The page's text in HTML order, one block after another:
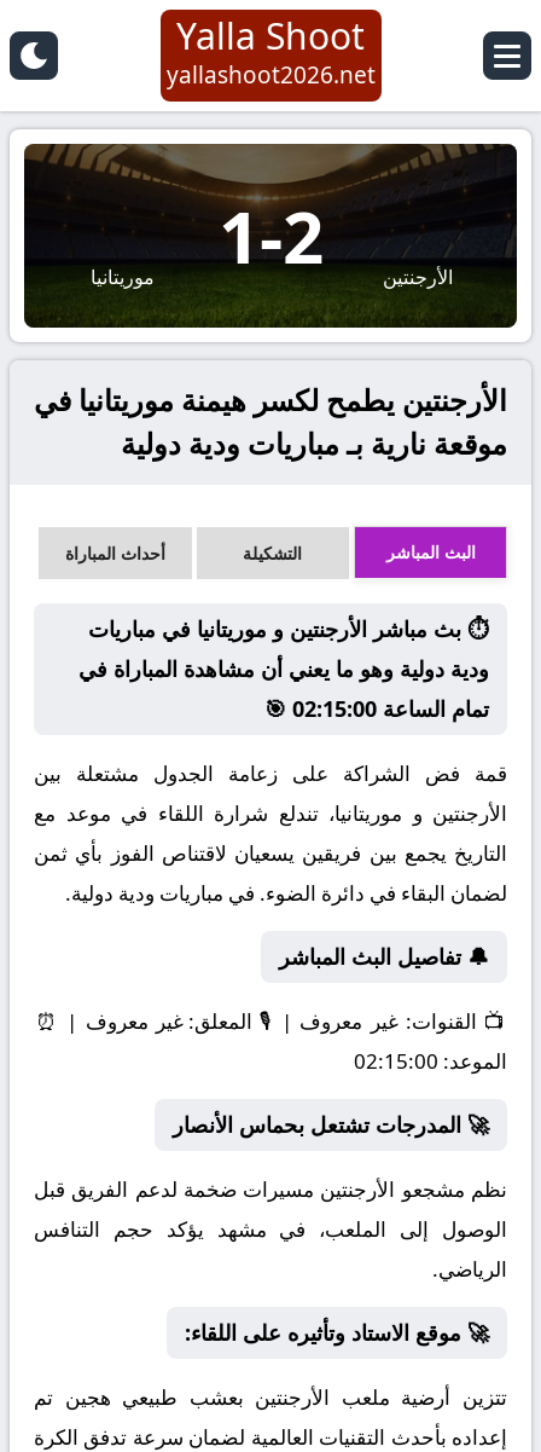
Yalla Shoot
yallashoot2026.net
الأرجنتين 2
-
1 موريتانيا
الأرجنتين يطمح لكسر هيمنة موريتانيا في
موقعة نارية بـ مباريات ودية دولية
البث المباشر التشكيلة أحداث المباراة
⏱️ بث مباشر الأرجنتين و موريتانيا في مباريات
ودية دولية وهو ما يعني أن مشاهدة المباراة في
تمام الساعة 02:15:00 🎯
قمة فض الشراكة على زعامة الجدول مشتعلة بين
الأرجنتين و موريتانيا، تندلع شرارة اللقاء في موعد مع
التاريخ يجمع بين فريقين يسعيان لاقتناص الفوز بأي ثمن
لضمان البقاء في دائرة الضوء. في مباريات ودية دولية.
🔔 تفاصيل البث المباشر
📺 القنوات: غير معروف | 🎙️ المعلق: غير معروف | ⏰
الموعد:
🚀 المدرجات تشتعل بحماس الأنصار
نظم مشجعو الأرجنتين مسيرات ضخمة لدعم الفريق قبل
الوصول إلى الملعب، في مشهد يؤكد حجم التنافس
الرياضي.
🚀 موقع الاستاد وتأثيره على اللقاء:
تتزين أرضية ملعب الأرجنتين بعشب طبيعي هجين تم
إعداده بأحدث التقنيات العالمية لضمان سرعة تدفق الكرة